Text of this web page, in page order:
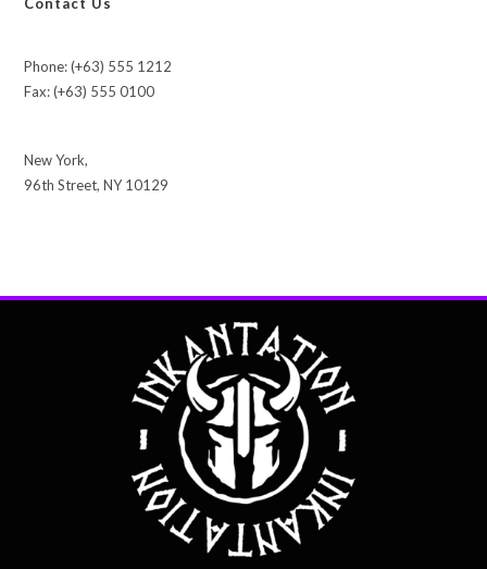
Phone: (+63) 555 1212
Fax: (+63) 555 0100
New York,
96th Street, NY 10129